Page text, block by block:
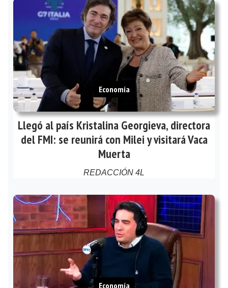
Llegó al país Kristalina Georgieva, directora
del FMI: se reunirá con Milei y visitará Vaca
Muerta
REDACCIÓN 4L
Economía
Economía